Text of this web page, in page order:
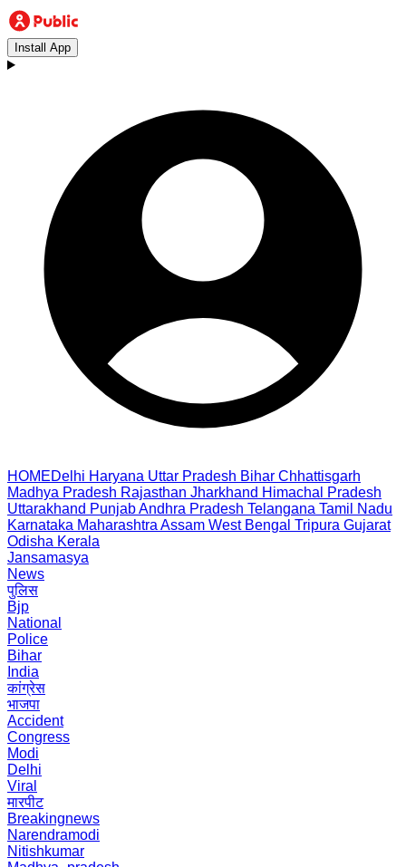
Install App
HOMEDelhi Haryana Uttar Pradesh Bihar Chhattisgarh
Madhya Pradesh Rajasthan Jharkhand Himachal Pradesh
Uttarakhand PunjabAndhra Pradesh Telangana Tamil Nadu
Karnataka Maharashtra Assam West Bengal Tripura Gujarat
Odisha Kerala
Jansamasya
News
पुलिस
Bjp
National
Police
Bihar
India
कांग्रेस
भाजपा
Accident
Congress
Modi
Delhi
Viral
मारपीट
Breakingnews
Narendramodi
Nitishkumar